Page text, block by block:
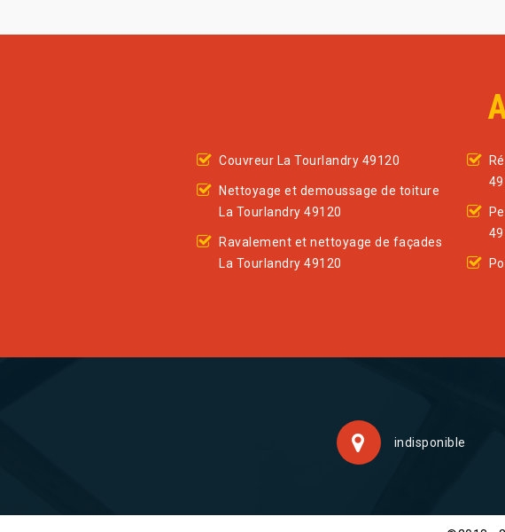
Couvreur La Tourlandry 49120
Nettoyage et demoussage de toiture
La Tourlandry 49120
Ravalement et nettoyage de façades
La Tourlandry 49120
indisponible